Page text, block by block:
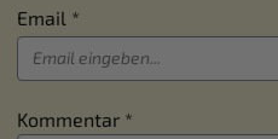
Email *
Kommentar *